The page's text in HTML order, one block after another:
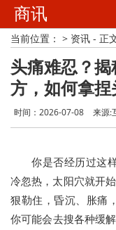
商讯
当前位置： > 资讯 - 正
头痛难忍？
方，如何拿捏
时间：2026-07-08 来源:
你是否经历过这
冷忽热，太阳穴就开
狠勒住，昏沉、胀痛
你可能会去搜各种缓